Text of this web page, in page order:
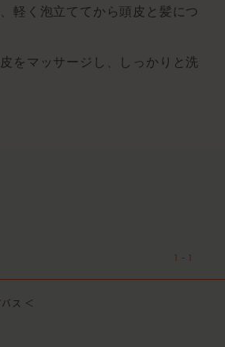
軽く泡立ててから頭皮と髪につ
をマッサージし、しっかりと洗
ス ＜
1 -1